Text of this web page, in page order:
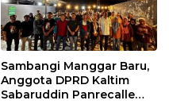
Sambangi Manggar Baru,
Anggota DPRD Kaltim
Sabaruddin Panrecalle